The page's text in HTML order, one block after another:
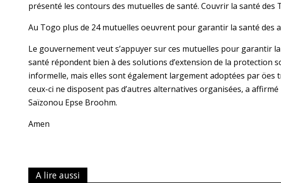
présenté les contours des mutuelles de santé. Couvrir la santé
Au Togo plus de 24 mutuelles oeuvrent pour garantir la santé des
Le gouvernement veut s’appuyer sur ces mutuelles pour garantir
santé répondent bien à des solutions d’extension de la protection
informelle, mais elles sont également largement adoptées par öes
ceux-ci ne disposent pas d’autres alternatives organisées, a
Saïzonou Epse Broohm.
Amen
A lire aussi